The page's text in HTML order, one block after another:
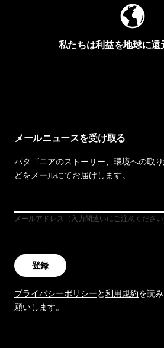
私たちは利益を地球に還
メールニュースを受け取る
パタゴニアのストーリー、環境への取
どをメールにてお届けします。
メールアドレス（入力間違いにご注意ください
登録
プライバシーポリシーと利用規約を読
願いします。